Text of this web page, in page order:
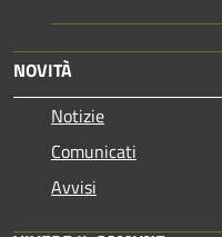
NOVITÀ
Notizie
Comunicati
Avvisi